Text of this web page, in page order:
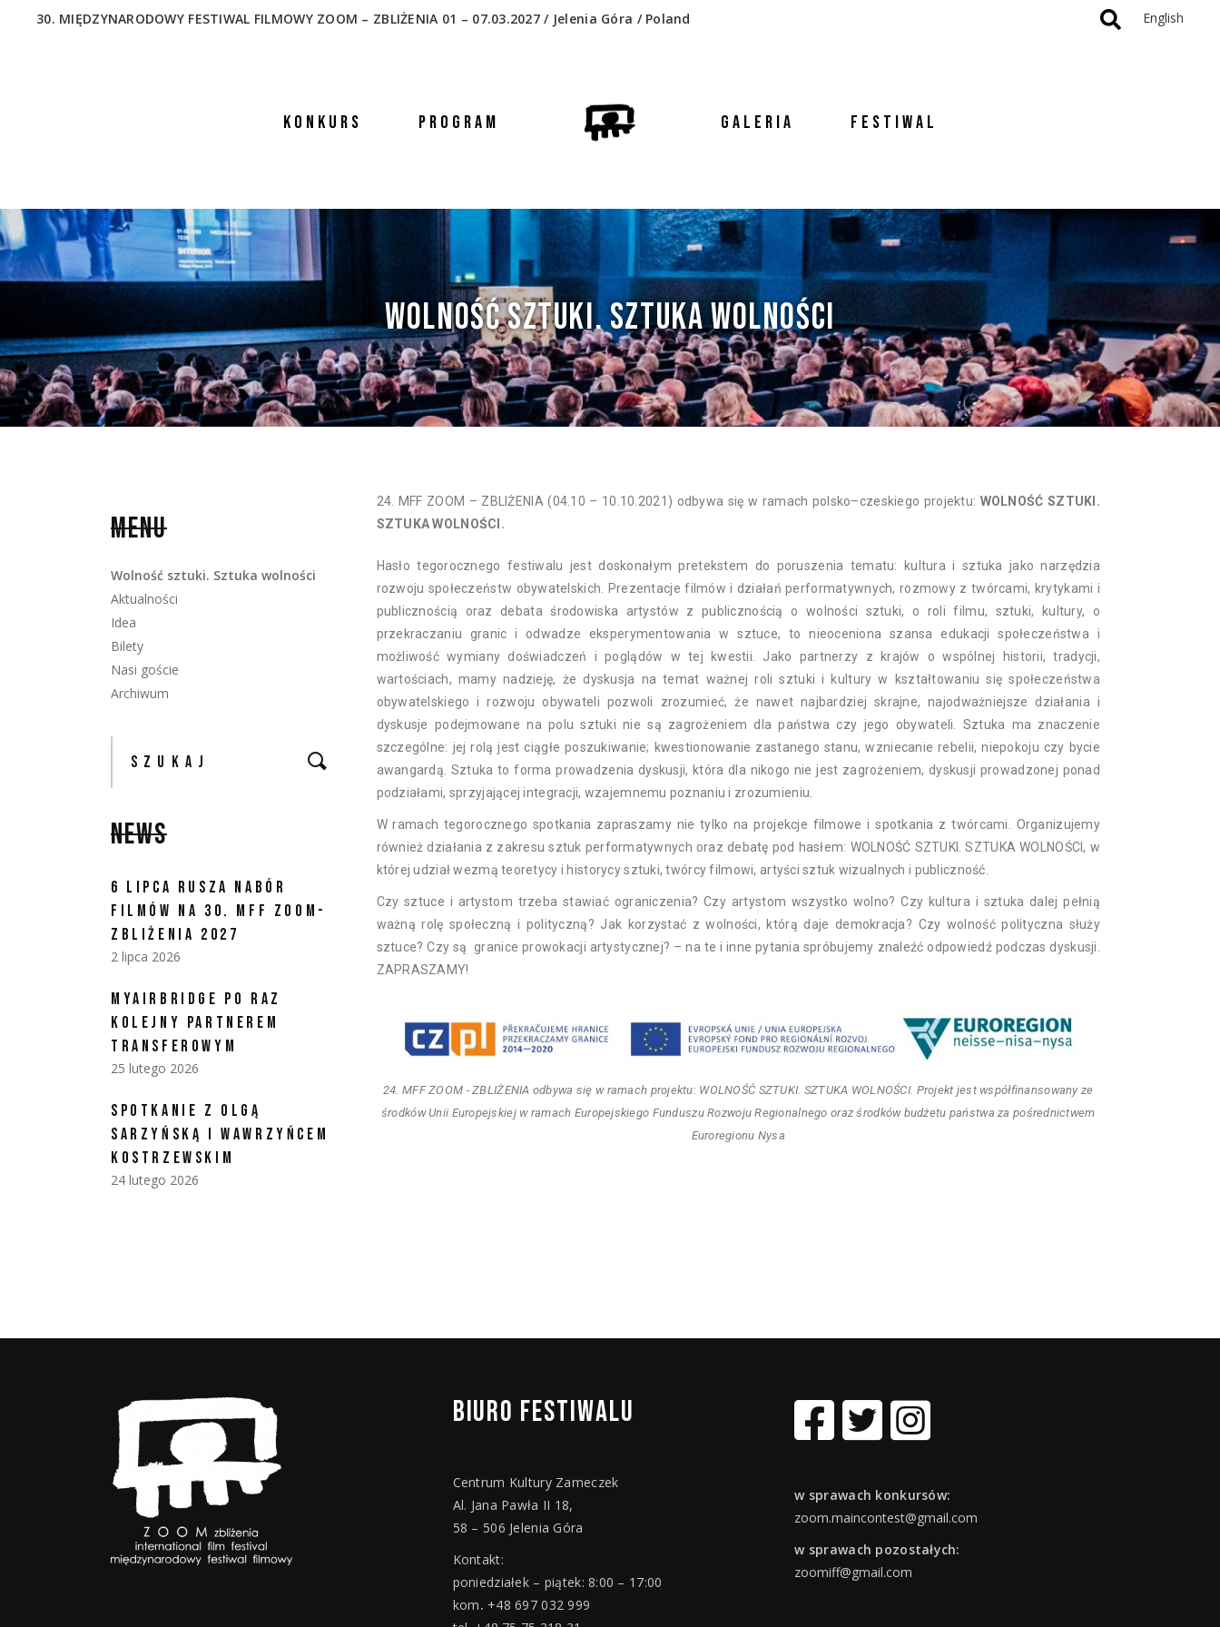
30. MIĘDZYNARODOWY FESTIWAL FILMOWY ZOOM – ZBLIŻENIA 01 – 07.03.2027 / Jelenia Góra / Poland English
KONKURS PROGRAM GALERIA FESTIWAL
WOLNOŚĆ SZTUKI. SZTUKA WOLNOŚCI
NAN
MFF ZOOM – ZBLIŻENIA (04.10 – 10.10.2021) odbywa się w ramach polsko–czeskiego projektu: WOLNOŚĆ SZTUKI.
SZTUKA WOLNOŚCI.
Hasło tegorocznego festiwalu jest doskonałym pretekstem do poruszenia tematu: kultura i sztuka jako narzędzia
rozwoju społeczeństw obywatelskich. Prezentacje filmów i działań performatywnych, rozmowy z twórcami, krytykami i
publicznością oraz debata środowiska artystów z publicznością o wolności sztuki, o roli filmu, sztuki, kultury, o
przekraczaniu granic i odwadze eksperymentowania w sztuce, to nieoceniona szansa edukacji społeczeństwa i
możliwość wymiany doświadczeń i poglądów w tej kwestii. Jako partnerzy z krajów o wspólnej historii, tradycji,
wartościach, mamy nadzieję, że dyskusja na temat ważnej roli sztuki i kultury w kształtowaniu się społeczeństwa
obywatelskiego i rozwoju obywateli pozwoli zrozumieć, że nawet najbardziej skrajne, najodważniejsze działania i
dyskusje podejmowane na polu sztuki nie są zagrożeniem dla państwa czy jego obywateli. Sztuka ma znaczenie
szczególne: jej rolą jest ciągłe poszukiwanie; kwestionowanie zastanego stanu, wzniecanie rebelii, niepokoju czy bycie
awangardą. Sztuka to forma prowadzenia dyskusji, która dla nikogo nie jest zagrożeniem, dyskusji prowadzonej ponad
podziałami, sprzyjającej integracji, wzajemnemu poznaniu i zrozumieniu.
W ramach tegorocznego spotkania zapraszamy nie tylko na projekcje filmowe i spotkania z twórcami. Organizujemy
również działania z zakresu sztuk performatywnych oraz debatę pod hasłem: WOLNOŚĆ SZTUKI. SZTUKA WOLNOŚCI, w
której udział wezmą teoretycy i historycy sztuki, twórcy filmowi, artyści sztuk wizualnych i publiczność.
Czy sztuce i artystom trzeba stawiać ograniczenia? Czy artystom wszystko wolno? Czy kultura i sztuka dalej pełnią
ważną rolę społeczną i polityczną? Jak korzystać z wolności, którą daje demokracja? Czy wolność polityczna służy
sztuce? Czy są granice prowokacji artystycznej? – na te i inne pytania spróbujemy znaleźć odpowiedź podczas dyskusji.
ZAPRASZAMY!
24. MFF ZOOM - ZBLIŻENIA odbywa się w ramach projektu: WOLNOŚĆ SZTUKI. SZTUKA WOLNOŚCI. Projekt jest współfinansowany ze
środków Unii Europejskiej w ramach Europejskiego Funduszu Rozwoju Regionalnego oraz środków budżetu państwa za pośrednictwem
Euroregionu Nysa
MENU
Wolność sztuki. Sztuka wolności
Aktualności
Idea
Bilety
Nasi goście
Archiwum
NEWS
6 LIPCA RUSZA NABÓR
FILMÓW NA 30. MFF ZOOM-
ZBLIŻENIA 2027
2 lipca 2026
MYAIRBRIDGE PO RAZ
KOLEJNY PARTNEREM
TRANSFEROWYM
25 lutego 2026
SPOTKANIE Z OLGĄ
SARZYŃSKĄ I WAWRZYŃCEM
KOSTRZEWSKIM
24 lutego 2026
BIURO FESTIWALU
Centrum Kultury Zameczek
Al. Jana Pawła II 18,
58 – 506 Jelenia Góra
Kontakt:
poniedziałek – piątek: 8:00 – 17:00
kom. +48 697 032 999
w sprawach konkursów:
zoom.maincontest@gmail.com
w sprawach pozostałych:
zoomiff@gmail.com